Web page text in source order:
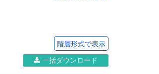
階層形式で表示
一括ダウンロード